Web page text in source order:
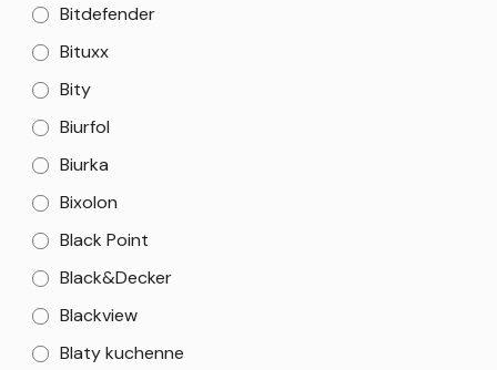
Bitdefender
Bituxx
Bity
Biurfol
Biurka
Bixolon
Black Point
Black&Decker
Blackview
Blaty kuchenne